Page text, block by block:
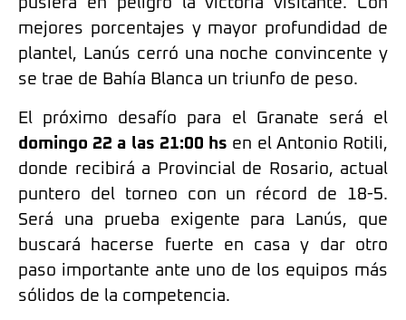
pusiera en peligro la victoria visitante. Con
mejores porcentajes y mayor profundidad de
plantel, Lanús cerró una noche convincente y
se trae de Bahía Blanca un triunfo de peso.
El próximo desafío para el Granate será el
domingo 22 a las 21:00 hs en el Antonio Rotili,
donde recibirá a Provincial de Rosario, actual
puntero del torneo con un récord de 18-5.
Será una prueba exigente para Lanús, que
buscará hacerse fuerte en casa y dar otro
paso importante ante uno de los equipos más
sólidos de la competencia.